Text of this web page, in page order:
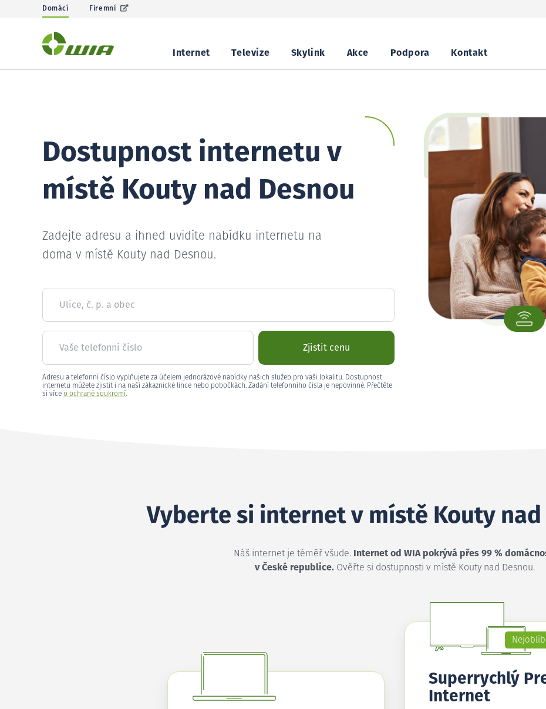
Domácí Firemní
Internet Televize Skylink Akce Podpora Kontakt
Dostupnost internetu v
místě Kouty nad Desnou
Zadejte adresu a ihned uvidíte nabídku internetu na
doma v místě Kouty nad Desnou.
Ulice, č. p. a obec
Vaše telefonní číslo Zjistit cenu
Adresu a telefonní číslo vyplňujete za účelem jednorázové nabídky našich služeb pro vaši lokalitu. Dostupnost
internetu můžete zjistit i na naší zákaznické lince nebo pobočkách. Zadání telefonního čísla je nepovinné. Přečtěte
si více o ochraně soukromí.
Vyberte si internet v místě Kouty nad
Náš internet je téměř všude.
Internet od WIA pokrývá přes 99 %
v České republice.Ověřte si dostupnosti v místě Kouty nad Desnou.
Superrychlý
Internet